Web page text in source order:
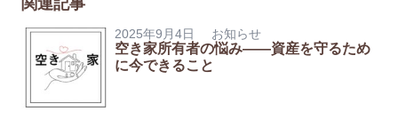
2025年9月4日 お知らせ
空き家所有者の悩み――資産を守るため
に今できること